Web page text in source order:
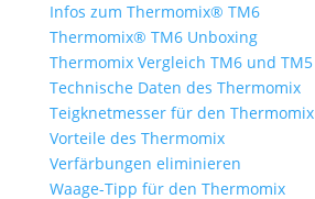
Infos zum Thermomix® TM6
Thermomix® TM6 Unboxing
Thermomix Vergleich TM6 und TM5
Technische Daten des Thermomix
Teigknetmesser für den Thermomix
Vorteile des Thermomix
Verfärbungen eliminieren
Waage-Tipp für den Thermomix